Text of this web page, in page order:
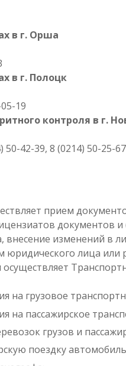
в г. Орша
в г. Полоцк
19
контроля в г.
42-39, 8 (0214) 50-25-67
прием
документов
внесение изменений
юридического лица
на грузовое
на пассажирское
грузов и
поездку